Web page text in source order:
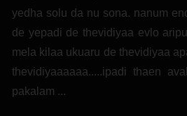
yedha solu da nu sona. nanum
de yepadi de thevidiyaa evlo
mela kilaa ukuaru de thevidiyaa
thevidiyaaaaaa.....ipadi thaen
pakalam ...